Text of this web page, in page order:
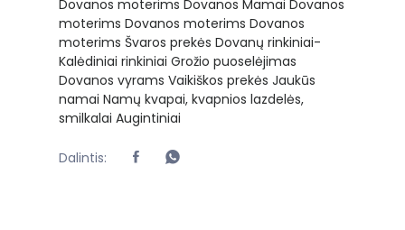
Dovanos moterims Dovanos Mamai Dovanos
moterims Dovanos moterims Dovanos
moterims Švaros prekės Dovanų rinkiniai-
Kalėdiniai rinkiniai Grožio puoselėjimas
Dovanos vyrams Vaikiškos prekės Jaukūs
namai Namų kvapai, kvapnios lazdelės,
smilkalai Augintiniai
Dalintis: